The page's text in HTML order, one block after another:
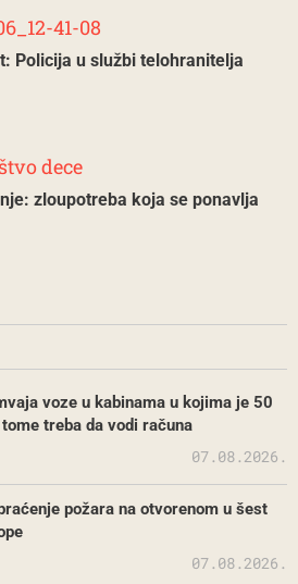
Policija u službi telohranitelja
zloupotreba koja se ponavlja
voze u kabinama u kojima je 50
treba da vodi računa
07.08.2026.
požara na otvorenom u šest
07.08.2026.